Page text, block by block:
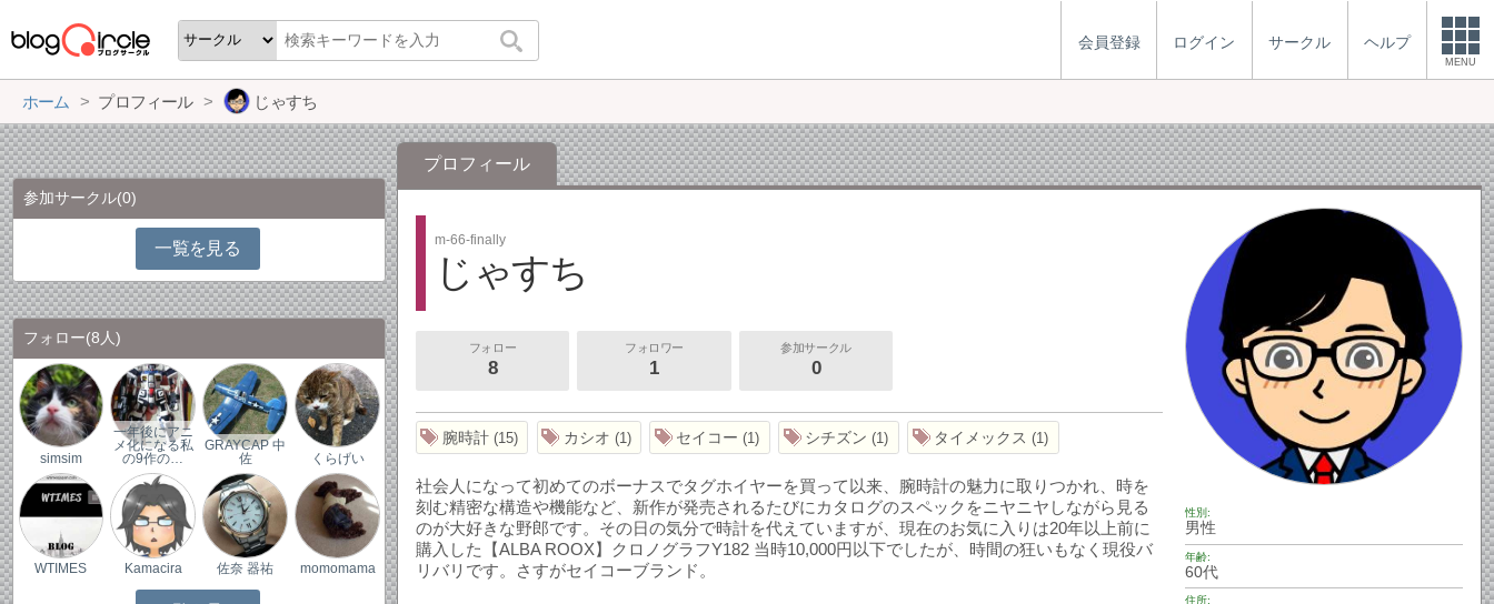
会員登録 ログイン サークル ヘルプ
MENU
ホーム プロフィール じゃすち
プロフィール
m-66-finally
じゃすち
フォロー
8
フォロワー
1
参加サークル
0
性別
男性
年齢
60代
住所
腕時計 15 カシオ 1 セイコー 1 シチズン 1 タイメックス 1
社会人になって初めてのボーナスでタグホイヤーを買って以来、腕時計の魅力に取りつかれ、時を
刻む精密な構造や機能など、新作が発売されるたびにカタログのスペックをニヤニヤしながら見る
のが大好きな野郎です。その日の気分で時計を代えていますが、現在のお気に入りは20年以上前に
購入した【ALBA ROOX】クロノグラフY182 当時10,000円以下でしたが、時間の狂いもなく現役バ
リバリです。さすがセイコーブランド。
参加サークル(0)
一覧を見る
フォロー(8人)
simsim
一年後にアニ
メ化になる私
の9作の…
GRAYCAP 中
佐
くらげい
WTIMES Kamacira 佐奈 器祐 momomama